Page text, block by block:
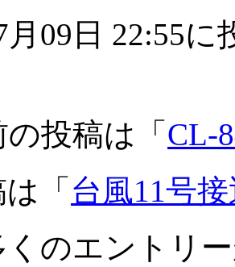
月09日 22:55
投稿は「 CL-
「 台風11号
のエントリ